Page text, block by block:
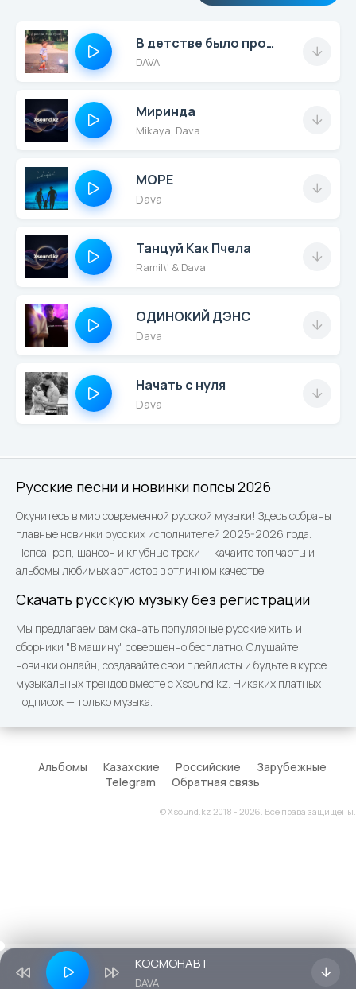
Русские песни и новинки попсы 2026
Окунитесь в мир современной русской музыки! Здесь собраны
главные новинки русских исполнителей 2025-2026 года.
Попса, рэп, шансон и клубные треки — качайте топ чарты и
альбомы любимых артистов в отличном качестве.
Скачать русскую музыку без регистрации
Мы предлагаем вам скачать популярные русские хиты и
сборники "В машину" совершенно бесплатно. Слушайте
новинки онлайн, создавайте свои плейлисты и будьте в курсе
музыкальных трендов вместе с Xsound.kz. Никаких платных
подписок — только музыка.
В детстве было проще
DAVA
Миринда
Mikaya, Dava
МОРЕ
Dava
Танцуй Как Пчела
Ramil\' & Dava
ОДИНОКИЙ ДЭНС
Dava
Начать с нуля
Dava
Альбомы Казахские Российские
Зарубежные
Telegram
Обратная связь
© Xsound.kz 2018 - 2026. Все права защищены.
КОСМОНАВТ
DAVA